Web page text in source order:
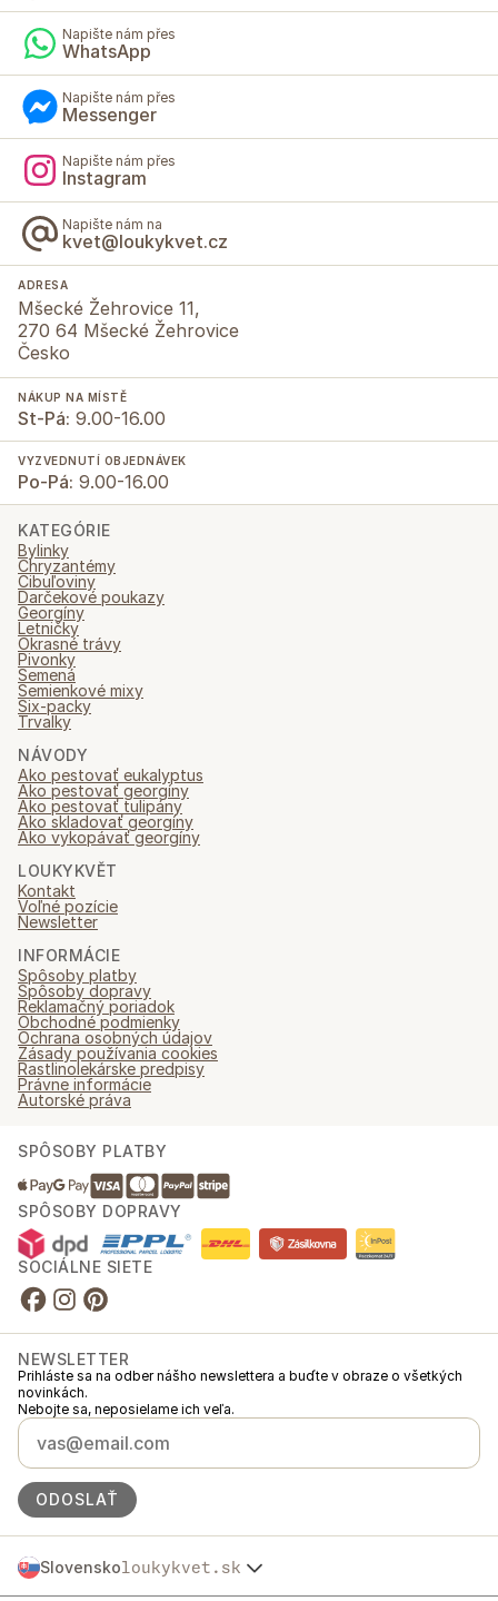
Napište nám přes
WhatsApp
Napište nám přes
Messenger
Napište nám přes
Instagram
Napište nám na
kvet@loukykvet.cz
ADRESA
Mšecké Žehrovice 11,
270 64 Mšecké Žehrovice
Česko
NÁKUP NA MÍSTĚ
St-Pá: 9.00-16.00
VYZVEDNUTÍ OBJEDNÁVEK
Po-Pá: 9.00-16.00
KATEGÓRIE
Bylinky
Chryzantémy
Cibuľoviny
Darčekové poukazy
Georgíny
Letničky
Okrasné trávy
Pivonky
Semená
Semienkové mixy
Six-packy
Trvalky
NÁVODY
Ako pestovať eukalyptus
Ako pestovať georgíny
Ako pestovať tulipány
Ako skladovať georgíny
Ako vykopávať georgíny
LOUKYKVĚT
Kontakt
Voľné pozície
Newsletter
INFORMÁCIE
Spôsoby platby
Spôsoby dopravy
Reklamačný poriadok
Obchodné podmienky
Ochrana osobných údajov
Zásady používania cookies
Rastlinolekárske predpisy
Právne informácie
Autorské práva
SPÔSOBY PLATBY
SPÔSOBY DOPRAVY
SOCIÁLNE SIETE
NEWSLETTER
Prihláste sa na odber nášho newslettera a buďte v obraze o všetkých
novinkách.
Nebojte sa, neposielame ich veľa.
ODOSLAŤ
Slovenskoloukykvet.sk
Česko